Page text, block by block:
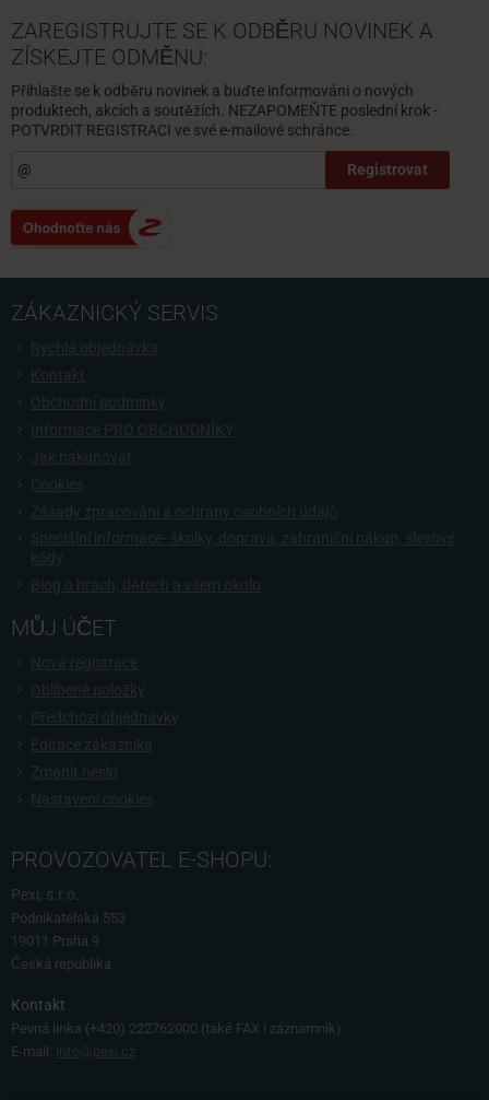
ZAREGISTRUJTE SE K ODBĚRU NOVINEK A
ZÍSKEJTE ODMĚNU:
Přihlašte se k odběru novinek a buďte informováni o nových
produktech, akcích a soutěžích. NEZAPOMEŇTE poslední krok -
POTVRDIT REGISTRACI ve své e-mailové schránce.
Registrovat
ZÁKAZNICKÝ SERVIS
Rychlá objednávka
Kontakt
Obchodní podmínky
Informace PRO OBCHODNÍKY
Jak nakupovat
Cookies
Zásady zpracování a ochrany osobních údajů
Speciální informace- školky, doprava, zahraniční nákup, slevové
kódy
Blog o hrách, dětech a všem okolo
MŮJ ÚČET
Nová registrace
Oblíbené položky
Předchozí objednávky
Editace zákazníka
Změnit heslo
Nastavení cookies
PROVOZOVATEL E-SHOPU:
Pexi, s.r.o.
Podnikatelská 553
19011 Praha 9
Česká republika
Kontakt
Pevná linka (+420) 222762000 (také FAX i záznamník)
E-mail: info@pexi.cz